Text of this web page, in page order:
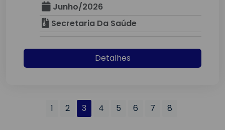
Junho/2026
Secretaria Da Saúde
Detalhes
1 2 3 4 5 6 7 8